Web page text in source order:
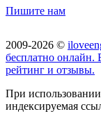
Пишите нам
2009-2026 ©
бесплатно онлайн.
рейтинг и отзывы.
При использовании
индексируемая